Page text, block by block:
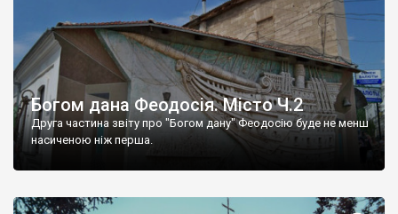
Богом дана Феодосія. Місто Ч.2
Друга частина звіту про "Богом дану" Феодосію буде не менш
насиченою ніж перша.